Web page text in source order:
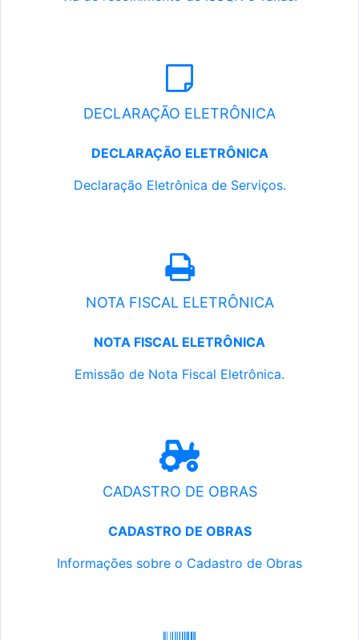
DECLARAÇÃO ELETRÔNICA
DECLARAÇÃO ELETRÔNICA
Declaração Eletrônica de Serviços.
NOTA FISCAL ELETRÔNICA
NOTA FISCAL ELETRÔNICA
Emissão de Nota Fiscal Eletrônica.
CADASTRO DE OBRAS
CADASTRO DE OBRAS
Informações sobre o Cadastro de Obras